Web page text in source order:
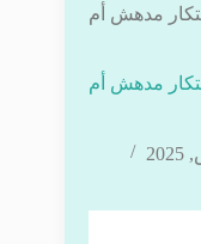
مدهش أم
مدهش أم